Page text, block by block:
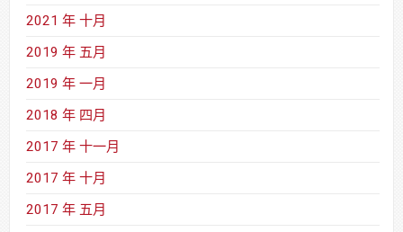
2021 年 十月
2019 年 五月
2019 年 一月
2018 年 四月
2017 年 十一月
2017 年 十月
2017 年 五月